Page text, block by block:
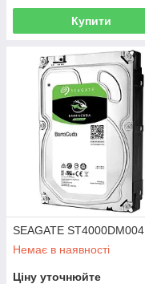
Купити
SEAGATE ST4000DM004
Немає в наявності
Ціну уточнюйте